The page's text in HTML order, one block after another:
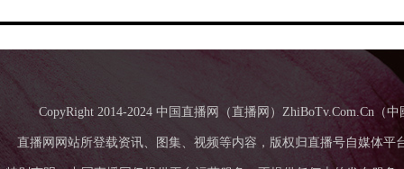
CopyRight 2014-2024 中国直播网（直播网）ZhiBoTv.Com.Cn（
直播网网站所登载资讯、图集、视频等内容，版权归直播号自媒体